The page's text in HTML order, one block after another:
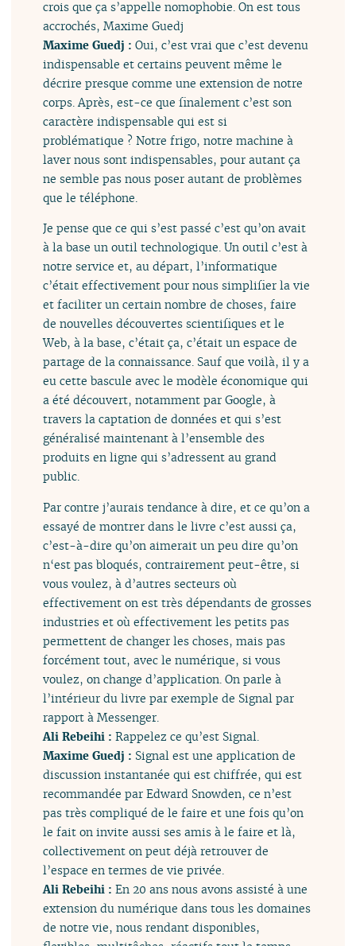
crois que ça s’appelle nomophobie. On est tous
accrochés, Maxime Guedj
Maxime Guedj :Oui, c’est vrai que c’est devenu
indispensable et certains peuvent même le
décrire presque comme une extension de notre
corps. Après, est-ce que finalement c’est son
caractère indispensable qui est si
problématique ? Notre frigo, notre machine à
laver nous sont indispensables, pour autant ça
ne semble pas nous poser autant de problèmes
que le téléphone.
Je pense que ce qui s’est passé c’est qu’on avait
à la base un outil technologique. Un outil c’est à
notre service et, au départ, l’informatique
c’était effectivement pour nous simplifier la vie
et faciliter un certain nombre de choses, faire
de nouvelles découvertes scientifiques et le
Web, à la base, c’était ça, c’était un espace de
partage de la connaissance. Sauf que voilà, il y a
eu cette bascule avec le modèle économique qui
a été découvert, notamment par Google, à
travers la captation de données et qui s’est
généralisé maintenant à l’ensemble des
produits en ligne qui s’adressent au grand
public.
Par contre j’aurais tendance à dire, et ce qu’on a
essayé de montrer dans le livre c’est aussi ça,
c’est-à-dire qu’on aimerait un peu dire qu’on
n‘est pas bloqués, contrairement peut-être, si
vous voulez, à d’autres secteurs où
effectivement on est très dépendants de grosses
industries et où effectivement les petits pas
permettent de changer les choses, mais pas
forcément tout, avec le numérique, si vous
voulez, on change d’application. On parle à
l’intérieur du livre par exemple de Signal par
rapport à Messenger.
Ali Rebeihi :Rappelez ce qu’est Signal.
Maxime Guedj : Signal est une application de
discussion instantanée qui est chiffrée, qui est
recommandée par Edward Snowden, ce n’est
pas très compliqué de le faire et une fois qu’on
le fait on invite aussi ses amis à le faire et là,
collectivement on peut déjà retrouver de
l’espace en termes de vie privée.
Ali Rebeihi :En 20 ans nous avons assisté à une
extension du numérique dans tous les domaines
de notre vie, nous rendant disponibles,